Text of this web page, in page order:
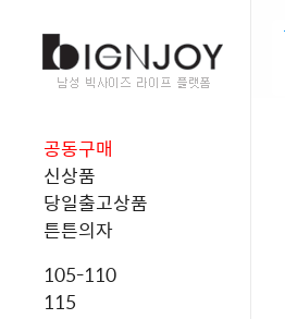
공동구매
신상품
당일출고상품
튼튼의자
105-110
115